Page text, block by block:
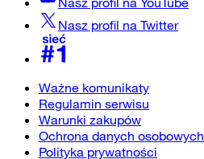
Nasz profil na Twitter
Ważne komunikaty
Regulamin serwisu
Warunki zakupów
Ochrona danych osobowych
Polityka prywatności